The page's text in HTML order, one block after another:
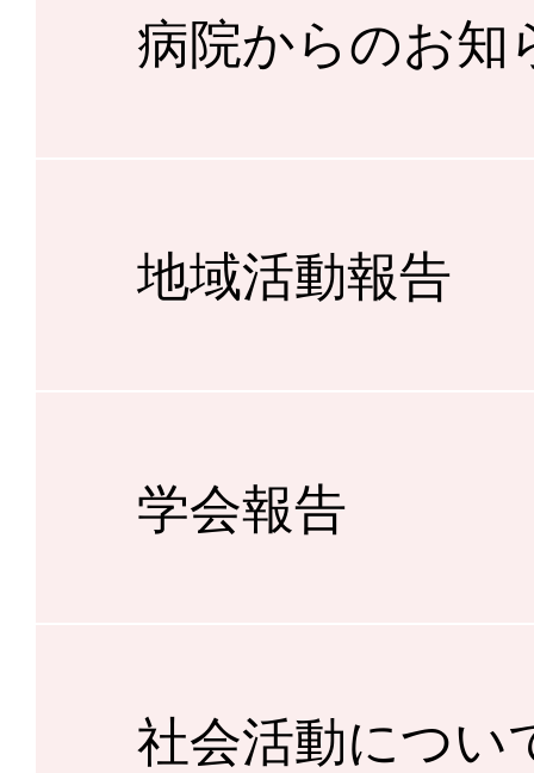
病院からのお知
地域活動報告
学会報告
社会活動につい